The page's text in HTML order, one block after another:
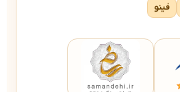
فینو